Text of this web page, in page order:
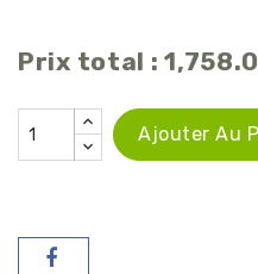
Prix ​​total :
Ajouter Au